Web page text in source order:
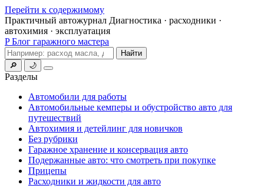
Перейти к содержимому
Практичный автожурнал Диагностика · расходники ·
автохимия · эксплуатация
P Блог гаражного мастера
Поиск
Найти
🔎
🌙
Меню
Разделы
Автомобили для работы
Автомобильные кемперы и обустройство авто для
путешествий
Автохимия и детейлинг для новичков
Без рубрики
Гаражное хранение и консервация авто
Подержанные авто: что смотреть при покупке
Прицепы
Расходники и жидкости для авто